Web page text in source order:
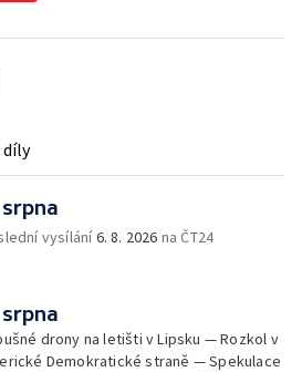
díly
vysílání6. 8. 2026 na ČT24
drony na letišti v Lipsku — Rozkol v
Demokratické straně — Spekulace